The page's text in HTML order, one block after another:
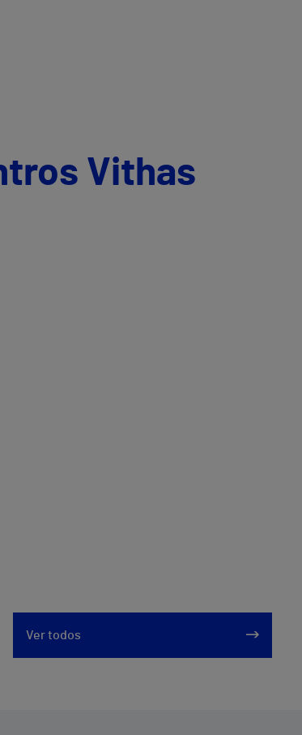
Vithas
Ver todos